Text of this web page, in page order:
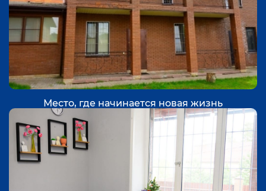
Место, где начинается новая жизнь